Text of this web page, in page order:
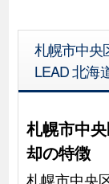
札幌市中央
LEAD 北海
札幌市中
却の特徴
札幌市中央